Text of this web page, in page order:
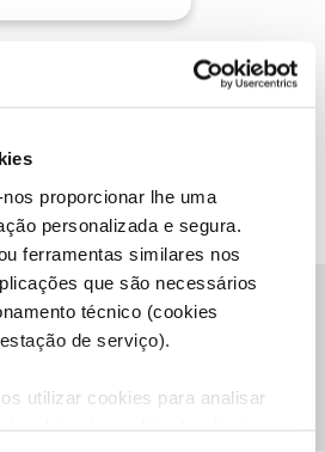
proporcionar lhe uma
personalizada e segura.
ferramentas similares nos
que são necessários
técnico (cookies
de serviço).
utilizar cookies para analisar
de julho